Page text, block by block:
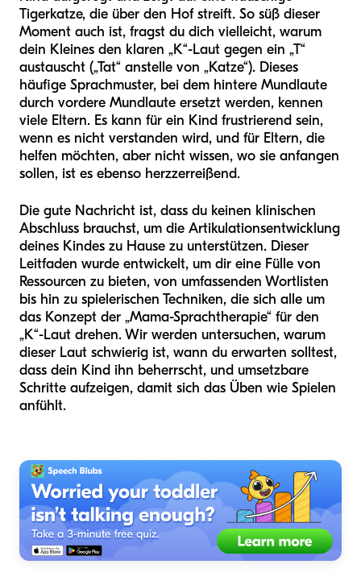
Tigerkatze, die über den Hof streift. So süß dieser
Moment auch ist, fragst du dich vielleicht, warum
dein Kleines den klaren „K“-Laut gegen ein „T“
austauscht („Tat“ anstelle von „Katze“). Dieses
häufige Sprachmuster, bei dem hintere Mundlaute
durch vordere Mundlaute ersetzt werden, kennen
viele Eltern. Es kann für ein Kind frustrierend sein,
wenn es nicht verstanden wird, und für Eltern, die
helfen möchten, aber nicht wissen, wo sie anfangen
sollen, ist es ebenso herzzerreißend.
Die gute Nachricht ist, dass du keinen klinischen
Abschluss brauchst, um die Artikulationsentwicklung
deines Kindes zu Hause zu unterstützen. Dieser
Leitfaden wurde entwickelt, um dir eine Fülle von
Ressourcen zu bieten, von umfassenden Wortlisten
bis hin zu spielerischen Techniken, die sich alle um
das Konzept der „Mama-Sprachtherapie“ für den
„K“-Laut drehen. Wir werden untersuchen, warum
dieser Laut schwierig ist, wann du erwarten solltest,
dass dein Kind ihn beherrscht, und umsetzbare
Schritte aufzeigen, damit sich das Üben wie Spielen
anfühlt.